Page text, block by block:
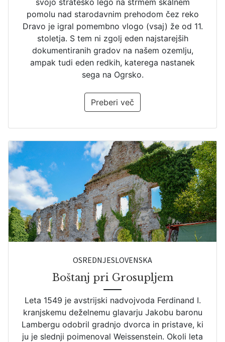
trdnjava (1)
utrdba (12)
vhodni stolp
(5)
vila (2)
svojo strateško lego na strmem skalnem
pomolu nad starodavnim prehodom čez reko
Dravo je igral pomembno vlogo (vsaj) že od 11.
stoletja. S tem ni zgolj eden najstarejših
dokumentiranih gradov na našem ozemlju,
ampak tudi eden redkih, katerega nastanek
sega na Ogrsko.
Preberi več
OSREDNJESLOVENSKA
Boštanj pri Grosupljem
Leta 1549 je avstrijski nadvojvoda Ferdinand I.
kranjskemu deželnemu glavarju Jakobu baronu
Lambergu odobril gradnjo dvorca in pristave, ki
ju je slednji poimenoval Weissenstein. Okoli leta